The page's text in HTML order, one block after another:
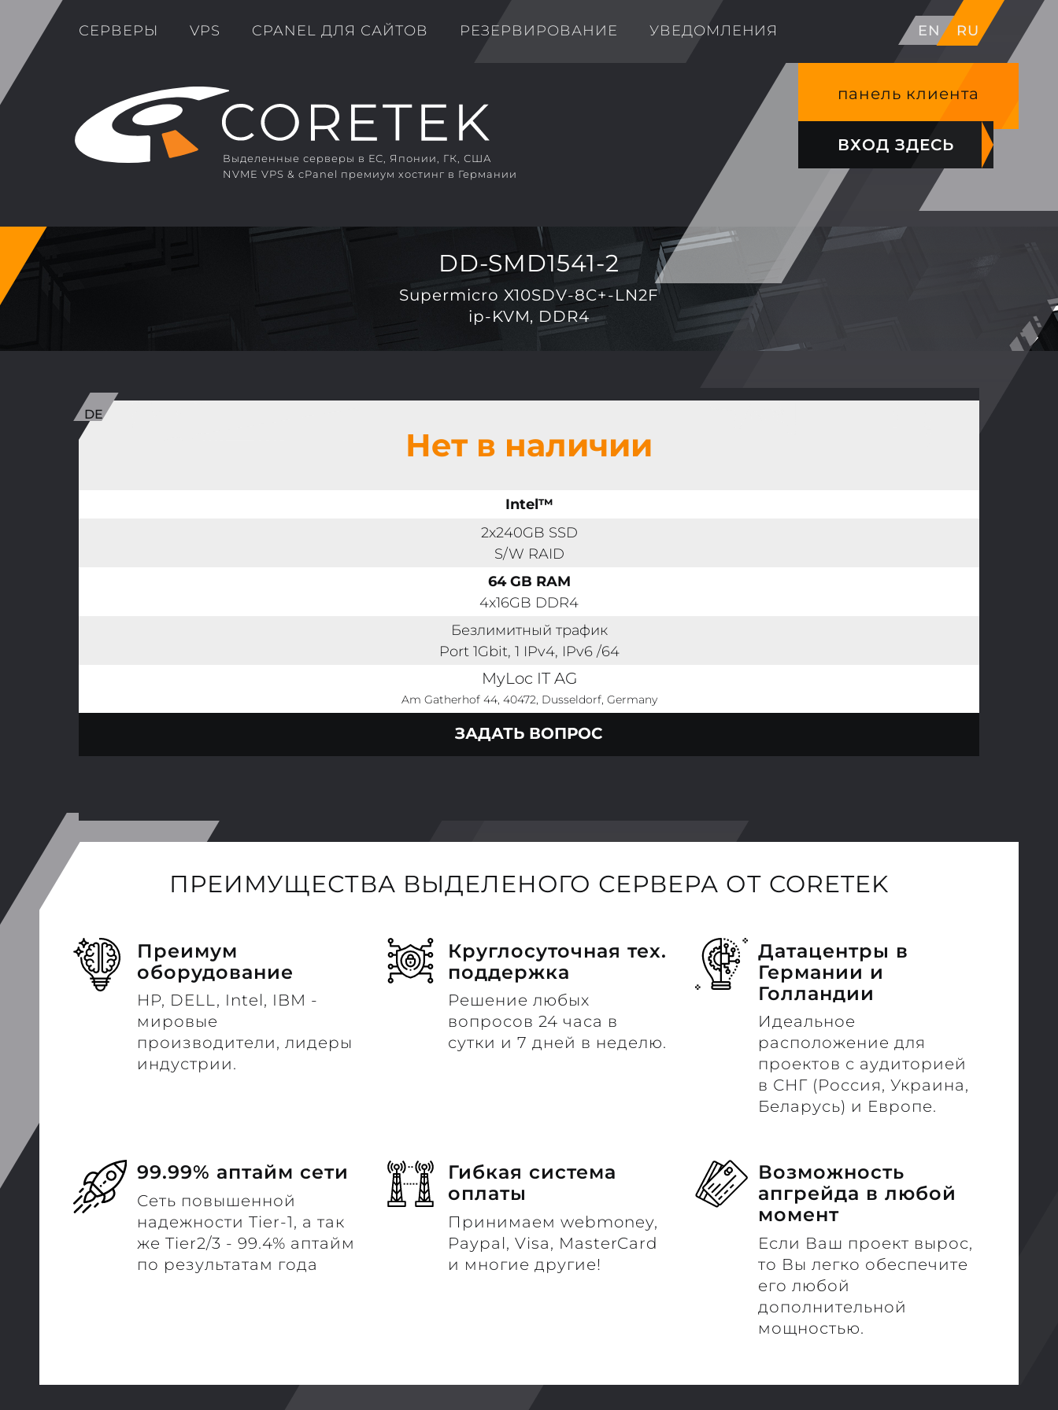
СЕРВЕРЫ VPS CPANEL ДЛЯ САЙТОВ РЕЗЕРВИРОВАНИЕ УВЕДОМЛЕНИЯ EN RU
Выделенные серверы в ЕС, Японии, ГК, США
NVME VPS & cPanel премиум хостинг в Германии
панель клиента
ВХОД ЗДЕСЬ
DD-SMD1541-2
Supermicro X10SDV-8C+-LN2F
ip-KVM, DDR4
Нет в наличии
Intel™
2x240GB SSD
S/W RAID
64 GB RAM
4x16GB DDR4
Безлимитный трафик
Port 1Gbit, 1 IPv4, IPv6 /64
MyLoc IT AG
Am Gatherhof 44, 40472, Dusseldorf, Germany
ЗАДАТЬ ВОПРОС
ПРЕИМУЩЕСТВА ВЫДЕЛЕНОГО СЕРВЕРА ОТ CORETEK
Преимум
оборудование
HP, DELL, Intel, IBM -
мировые
производители, лидеры
индустрии.
Круглосуточная тех.
поддержка
Решение любых
вопросов 24 часа в
сутки и 7 дней в неделю.
Датацентры в
Германии и
Голландии
Идеальное
расположение для
проектов с аудиторией
в СНГ (Россия, Украина,
Беларусь) и Европе.
99.99% аптайм сети
Сеть повышенной
надежности Tier-1, а так
же Tier2/3 - 99.4% аптайм
по результатам года
Гибкая система
оплаты
Принимаем webmoney,
Paypal, Visa, MasterCard
и многие другие!
Возможность
апгрейда в любой
момент
Если Ваш проект вырос,
то Вы легко обеспечите
его любой
дополнительной
мощностью.